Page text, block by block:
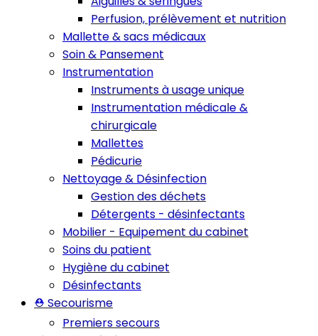
Perfusion, prélèvement et nutrition
Mallette & sacs médicaux
Soin & Pansement
Instrumentation
Instruments à usage unique
Instrumentation médicale &
chirurgicale
Mallettes
Pédicurie
Nettoyage & Désinfection
Gestion des déchets
Détergents - désinfectants
Mobilier - Equipement du cabinet
Soins du patient
Hygiène du cabinet
Désinfectants
⛑️ Secourisme
Premiers secours